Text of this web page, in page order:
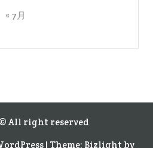
« 7月
All right reserved
| Theme: Bizlight by